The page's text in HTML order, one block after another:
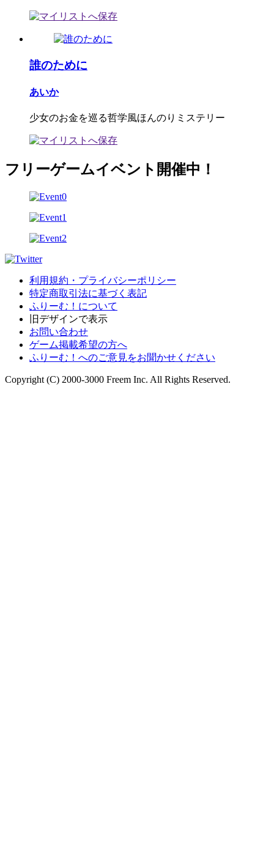
誰のために
あいか
少女のお金を巡る哲学風ほんのりミステリー
フリーゲームイベント開催中！
利用規約・プライバシーポリシー
特定商取引法に基づく表記
ふりーむ！について
旧デザインで表示
お問い合わせ
ゲーム掲載希望の方へ
ふりーむ！へのご意見をお聞かせください
Copyright (C) 2000-3000 Freem Inc. All Rights Reserved.